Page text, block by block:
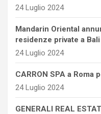
24 Luglio 2024
Mandarin Oriental
residenze private a Bali
24 Luglio 2024
CARRON SPA a Roma
24 Luglio 2024
GENERALI REAL